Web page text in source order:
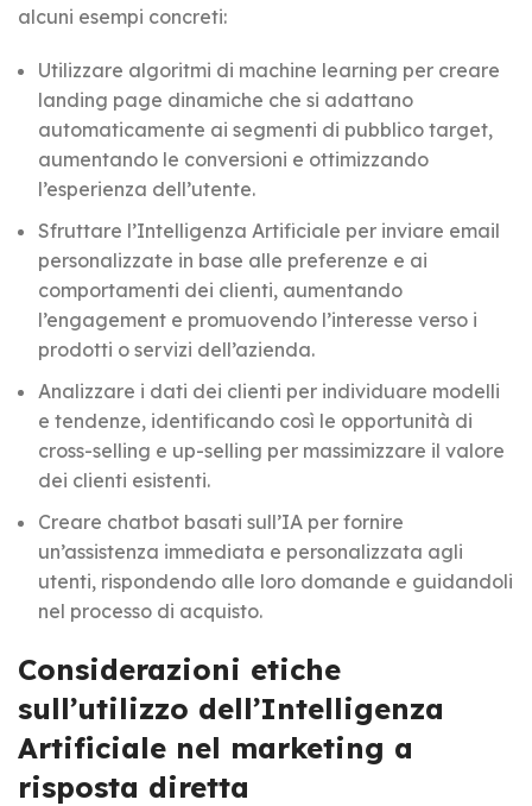
alcuni esempi concreti:
Utilizzare algoritmi di machine learning per creare
landing page dinamiche che si adattano
automaticamente ai segmenti di pubblico target,
aumentando le conversioni e ottimizzando
l’esperienza dell’utente.
Sfruttare l’Intelligenza Artificiale per inviare email
personalizzate in base alle preferenze e ai
comportamenti dei clienti, aumentando
l’engagement e promuovendo l’interesse verso i
prodotti o servizi dell’azienda.
Analizzare i dati dei clienti per individuare modelli
e tendenze, identificando così le opportunità di
cross-selling e up-selling per massimizzare il valore
dei clienti esistenti.
Creare chatbot basati sull’IA per fornire
un’assistenza immediata e personalizzata agli
utenti, rispondendo alle loro domande e guidandoli
nel processo di acquisto.
Considerazioni etiche
sull’utilizzo dell’Intelligenza
Artificiale nel marketing a
risposta diretta